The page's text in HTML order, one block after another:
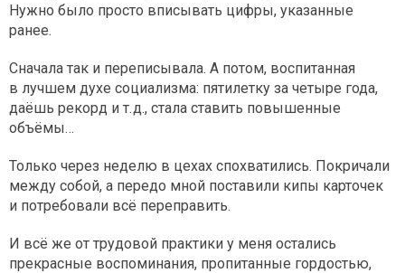
Нужно было просто вписывать цифры, указанные
ранее.
Сначала так и переписывала. А потом, воспитанная
в лучшем духе социализма: пятилетку за четыре года,
даёшь рекорд и т. д., стала ставить повышенные
объёмы…
Только через неделю в цехах спохватились. Покричали
между собой, а передо мной поставили кипы карточек
и потребовали всё переправить.
И всё же от трудовой практики у меня остались
прекрасные воспоминания, пропитанные гордостью,